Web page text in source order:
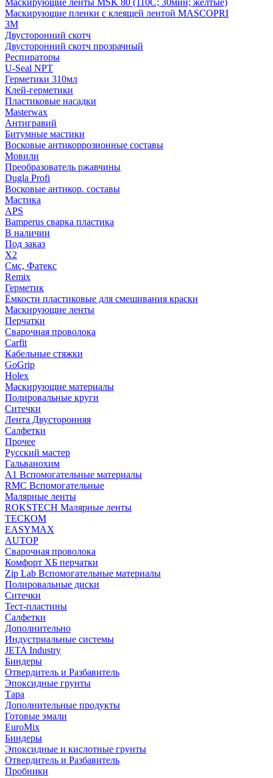
Маскирующие ленты MSK 80 (110С; 30мин; желтые)
Маскирующие пленки с клеящей лентой MASCOPRI
3M
Двусторонний скотч
Двусторонний скотч прозрачный
Респираторы
U-Seal NPT
Герметики 310мл
Клей-герметики
Пластиковые насадки
Masterwax
Антигравий
Битумные мастики
Восковые антикоррозионные составы
Мовили
Преобразователь ржавчины
Dugla Profi
Восковые антикор. составы
Мастика
APS
Bamperus сварка пластика
В наличии
Под заказ
X2
Смс, Фатекс
Remix
Герметик
Ёмкости пластиковые для смешивания краски
Маскирующие ленты
Перчатки
Сварочная проволока
Carfit
Кабельные стяжки
GoGrip
Holex
Маскирующие материалы
Полировальные круги
Ситечки
Лента Двусторонняя
Салфетки
Прочее
Русский мастер
Гальванохим
А1 Вспомогательные материалы
RMC Вспомогательные
Малярные ленты
ROKSTECH Малярные ленты
ТЕСКОМ
EASYMAX
AUTOP
Сварочная проволока
Комфорт ХБ перчатки
Zip Lab Вспомогательные материалы
Полировальные диски
Ситечки
Тест-пластины
Салфетки
Дополнительно
Индустриальные системы
JETA Industry
Биндеры
Отвердитель и Разбавитель
Эпоксидные грунты
Тара
Дополнительные продукты
Готовые эмали
EuroMix
Биндеры
Эпоксидные и кислотные грунты
Отвердитель и Разбавитель
Пробники